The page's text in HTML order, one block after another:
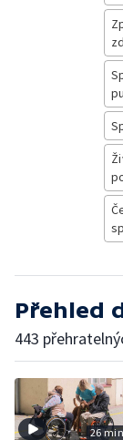
Přehled
443
26 min